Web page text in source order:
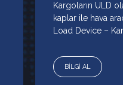
Kargoların ULD
kaplar ile hava
Load Device –
BİLGİ AL